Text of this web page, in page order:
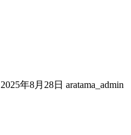
2025年8月28日 aratama_admin